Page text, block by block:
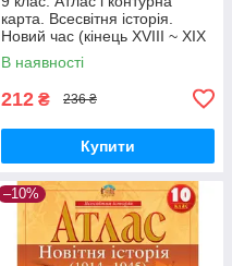
карта. Всесвітня історія.
Новий час (кінець XVIII ~ XIX
ст.), Картографія
В наявності
212 ₴ 236 ₴
Купити
–10%